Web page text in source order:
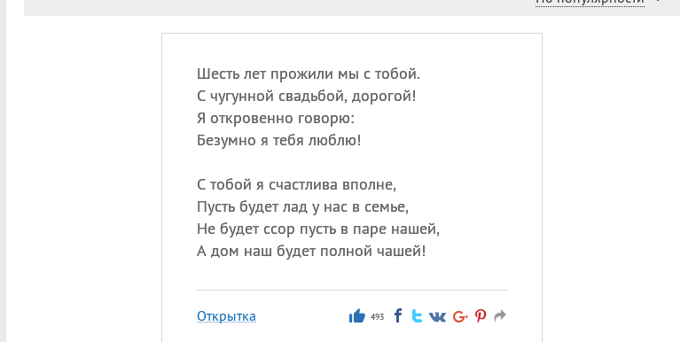
Шесть лет прожили мы с тобой.
С чугунной свадьбой, дорогой!
Я откровенно говорю:
Безумно я тебя люблю!
С тобой я счастлива вполне,
Пусть будет лад у нас в семье,
Не будет ссор пусть в паре нашей,
А дом наш будет полной чашей!
Открытка 493